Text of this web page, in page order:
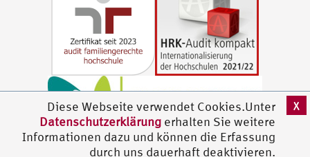
Diese Webseite verwendet Cookies.Unter
Datenschutzerklärung erhalten Sie weitere
Informationen dazu und können die Erfassung
durch uns dauerhaft deaktivieren.
X